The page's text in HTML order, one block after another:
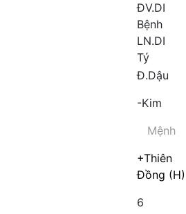
ĐV.DI
Bệnh
LN.DI
Tý
Đ.Dậu
-Kim
Mệnh
+Thiên
Đồng (H)
6